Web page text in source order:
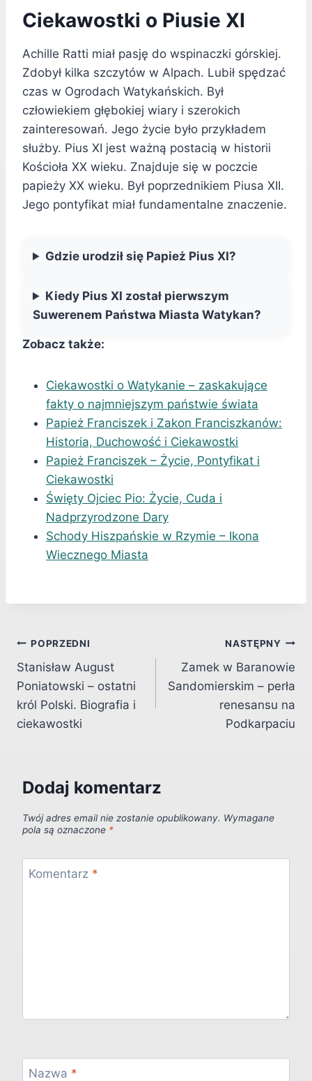
Ciekawostki o Piusie XI
Achille Ratti miał pasję do wspinaczki górskiej.
Zdobył kilka szczytów w Alpach. Lubił spędzać
czas w Ogrodach Watykańskich. Był
człowiekiem głębokiej wiary i szerokich
zainteresowań. Jego życie było przykładem
służby. Pius XI jest ważną postacią w historii
Kościoła XX wieku. Znajduje się w poczcie
papieży XX wieku. Był poprzednikiem Piusa XII.
Jego pontyfikat miał fundamentalne znaczenie.
Gdzie urodził się Papież Pius XI?
Kiedy Pius XI został pierwszym
Suwerenem Państwa Miasta Watykan?
Zobacz także:
Ciekawostki o Watykanie – zaskakujące
fakty o najmniejszym państwie świata
Papież Franciszek i Zakon Franciszkanów:
Historia, Duchowość i Ciekawostki
Papież Franciszek – Życie, Pontyfikat i
Ciekawostki
Święty Ojciec Pio: Życie, Cuda i
Nadprzyrodzone Dary
Schody Hiszpańskie w Rzymie – Ikona
Wiecznego Miasta
Nawigacja
wpisu
POPRZEDNI
Stanisław August
Poniatowski – ostatni
król Polski. Biografia i
ciekawostki
NASTĘPNY
Zamek w Baranowie
Sandomierskim – perła
renesansu na
Podkarpaciu
Dodaj komentarz
Twój adres email nie zostanie opublikowany. Wymagane
pola są oznaczone *
Komentarz *
Nazwa *